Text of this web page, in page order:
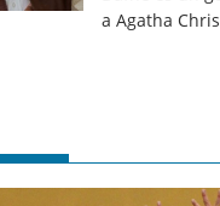
a Agatha